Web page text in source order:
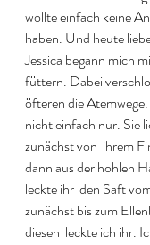
wollte einfach keine
haben. Und heute
Jessica begann mich
füttern. Dabei
öfteren die
nicht einfach nur. Sie
zunächst von  ihrem
dann aus der hohlen
leckte ihr  den Saft
zunächst bis zum
diesen  leckte ich ihr.